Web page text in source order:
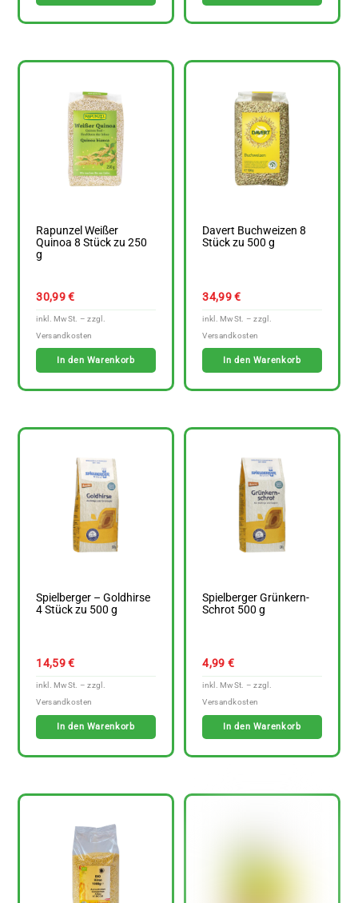
Rapunzel Weißer
Quinoa 8 Stück zu 250
g
30,99€
In den Warenkorb
Davert Buchweizen 8
Stück zu 500 g
34,99€
In den Warenkorb
Spielberger – Goldhirse
4 Stück zu 500 g
14,59€
In den Warenkorb
Spielberger Grünkern-
Schrot 500 g
4,99 €
In den Warenkorb